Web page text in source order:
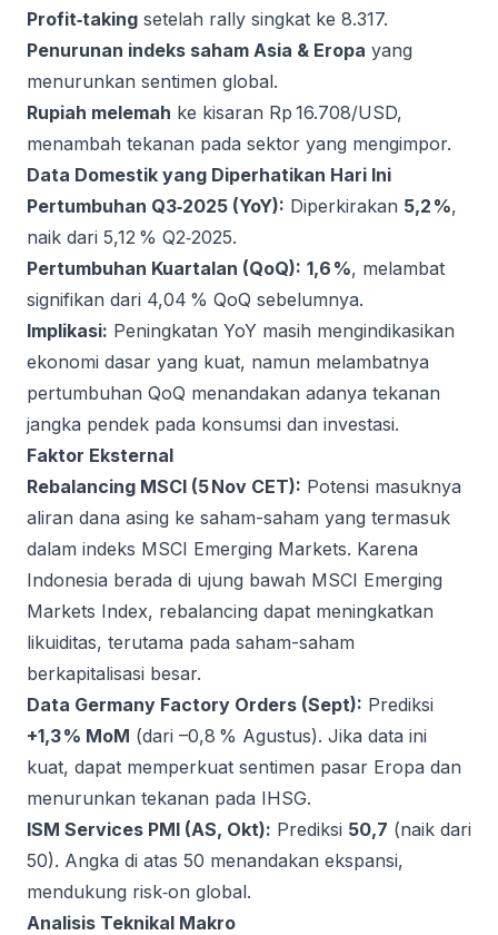
Profit‑taking setelah rally singkat ke 8.317.
Penurunan indeks saham Asia & Eropa yang
menurunkan sentimen global.
Rupiah melemah ke kisaran Rp 16.708/USD,
menambah tekanan pada sektor yang mengimpor.
Data Domestik yang Diperhatikan Hari Ini
Pertumbuhan Q3‑2025 (YoY): Diperkirakan 5,2 %,
naik dari 5,12 % Q2‑2025.
Pertumbuhan Kuartalan (QoQ): 1,6 %, melambat
signifikan dari 4,04 % QoQ sebelumnya.
Implikasi: Peningkatan YoY masih mengindikasikan
ekonomi dasar yang kuat, namun melambatnya
pertumbuhan QoQ menandakan adanya tekanan
jangka pendek pada konsumsi dan investasi.
Faktor Eksternal
Rebalancing MSCI (5 Nov CET): Potensi masuknya
aliran dana asing ke saham-saham yang termasuk
dalam indeks MSCI Emerging Markets. Karena
Indonesia berada di ujung bawah MSCI Emerging
Markets Index, rebalancing dapat meningkatkan
likuiditas, terutama pada saham-saham
berkapitalisasi besar.
Data Germany Factory Orders (Sept): Prediksi
+1,3 % MoM (dari –0,8 % Agustus). Jika data ini
kuat, dapat memperkuat sentimen pasar Eropa dan
menurunkan tekanan pada IHSG.
ISM Services PMI (AS, Okt): Prediksi 50,7 (naik dari
50). Angka di atas 50 menandakan ekspansi,
mendukung risk‑on global.
Analisis Teknikal Makro